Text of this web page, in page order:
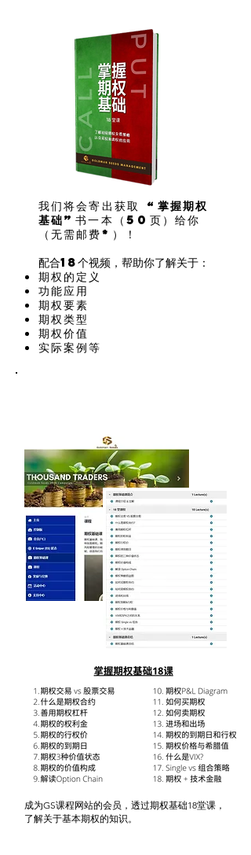
我们将会寄出获取 “ 掌握期权
基础”书一本（50页）给你
（无需邮费* ）！
​配合18个视频，帮助你了解关于：
期权的定义
功能应用
期权要素
期权类型
期权价值
实际案例等
成为GS课程网站的会员，透过期权基础18堂课，
了解关于基本期权的知识。